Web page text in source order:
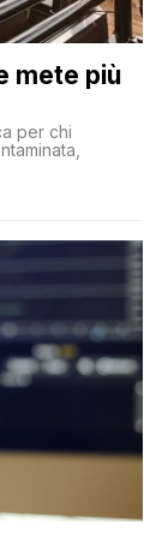
mete più
per chi